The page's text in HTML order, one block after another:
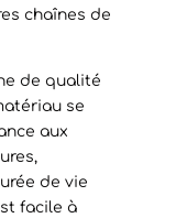
chaînes de
de qualité
se
aux
de vie
facile à